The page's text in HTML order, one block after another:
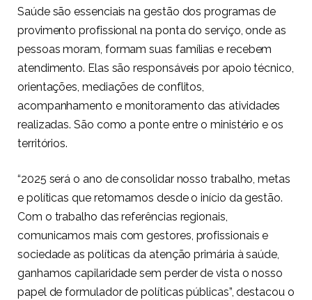
Saúde são essenciais na gestão dos programas de
provimento profissional na ponta do serviço, onde as
pessoas moram, formam suas famílias e recebem
atendimento. Elas são responsáveis por apoio técnico,
orientações, mediações de conflitos,
acompanhamento e monitoramento das atividades
realizadas. São como a ponte entre o ministério e os
territórios.
“2025 será o ano de consolidar nosso trabalho, metas
e políticas que retomamos desde o início da gestão.
Com o trabalho das referências regionais,
comunicamos mais com gestores, profissionais e
sociedade as políticas da atenção primária à saúde,
ganhamos capilaridade sem perder de vista o nosso
papel de formulador de políticas públicas”, destacou o